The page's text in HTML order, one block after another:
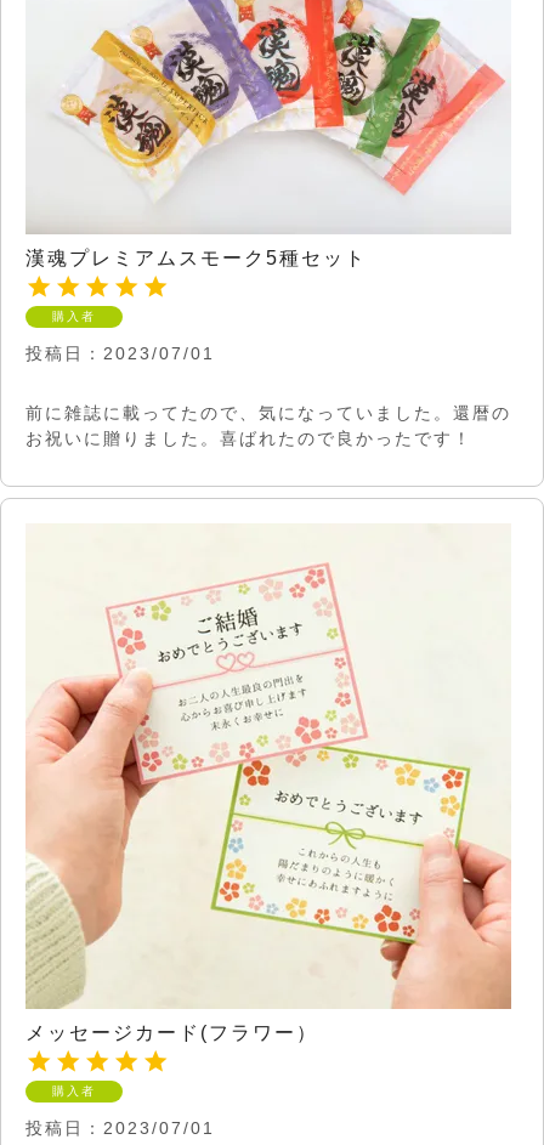
漢魂プレミアムスモーク5種セット
購入者
投稿日 2023/07/01
前に雑誌に載ってたので、気になっていました。還暦の
お祝いに贈りました。喜ばれたので良かったです！
メッセージカード(フラワー）
購入者
投稿日 2023/07/01